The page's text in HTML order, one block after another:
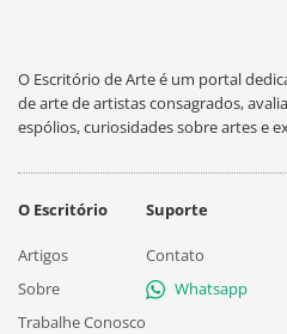
O Escritório de Arte é um portal
de arte de artistas consagrados,
espólios, curiosidades sobre artes e
O Escritório
Artigos
Sobre
Trabalhe Conosco
Suporte
Contato
Whatsapp